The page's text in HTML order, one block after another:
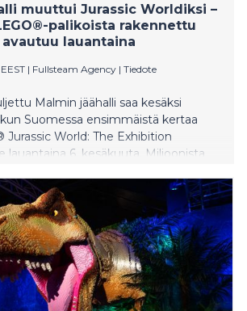
muuttui Jurassic Worldiksi –
palikoista rakennettu
lauantaina
| Fullsteam Agency | Tiedote
Malmin jäähalli saa kesäksi
Suomessa ensimmäistä kertaa
Jurassic World: The Exhibition
lauantaina 6. kesäkuuta. Miljoonista
LEGO-rakennelmat, osallistavat
ja Universal Picturesin sekä Amblin
Jurassic World -maailman. Näyttelyn
ovat vieneet yli kaksi
rakennustuntia.